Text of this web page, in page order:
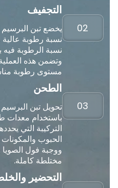
02
التجفيف
يخضع تبن
نسبة رطوبة
نسبة الرطوبة
وتضمن هذه
مستوى رطوبة
03
الطحن
تحويل تبن
باستخدام معدات
التركيبة التي
الحبوب والمكونات
ووجبة فول الصويا
مختلطة كاملة.
التحضير